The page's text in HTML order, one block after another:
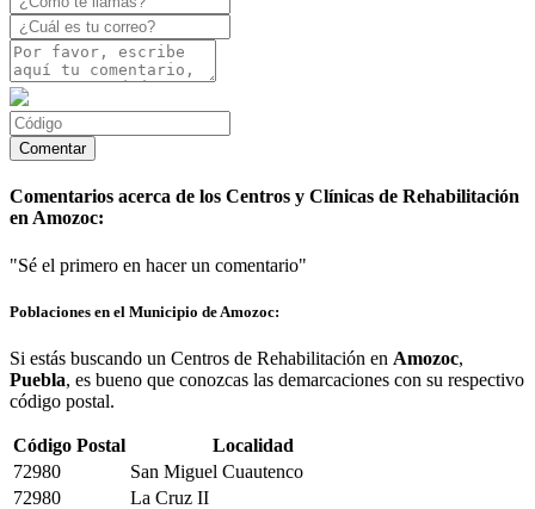
Comentarios acerca de los Centros y Clínicas de Rehabilitación
en Amozoc:
"Sé el primero en hacer un comentario"
Poblaciones en el Municipio de Amozoc:
Si estás buscando un Centros de Rehabilitación en Amozoc,
Puebla, es bueno que conozcas las demarcaciones con su respectivo
código postal.
Código Postal
Localidad
72980
San Miguel Cuautenco
72980
La Cruz II